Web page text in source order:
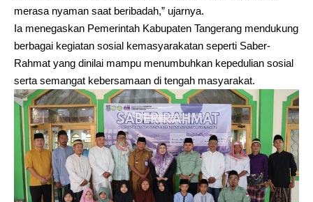
merasa nyaman saat beribadah,” ujarnya.
Ia menegaskan Pemerintah Kabupaten Tangerang mendukung
berbagai kegiatan sosial kemasyarakatan seperti Saber-
Rahmat yang dinilai mampu menumbuhkan kepedulian sosial
serta semangat kebersamaan di tengah masyarakat.